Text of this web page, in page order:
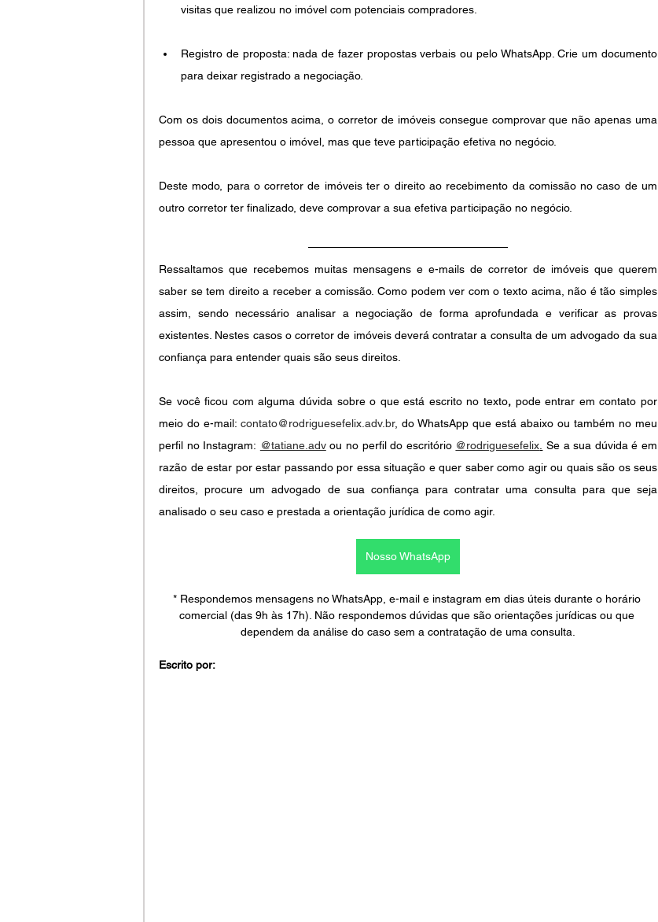
visitas que realizou no imóvel com potenciais compradores.
Registro de proposta: nada de fazer propostas verbais ou pelo WhatsApp. Crie um documento
para deixar registrado a negociação.
Com os dois documentos acima, o corretor de imóveis consegue comprovar que não apenas uma
pessoa que apresentou o imóvel, mas que teve participação efetiva no negócio.
Deste modo, para o corretor de imóveis ter o direito ao recebimento da comissão no caso de um
outro corretor ter finalizado, deve comprovar a sua efetiva participação no negócio.
Ressaltamos que recebemos muitas mensagens e e-mails de corretor de imóveis que querem
saber se tem direito a receber a comissão. Como podem ver com o texto acima, não é tão simples
assim, sendo necessário analisar a negociação de forma aprofundada e verificar as provas
existentes. Nestes casos o corretor de imóveis deverá contratar a consulta de um advogado da sua
confiança para entender quais são seus direitos.
Se você ficou com alguma dúvida sobre o que está escrito no texto, pode entrar em contato por
meio do e-mail: contato@rodriguesefelix.adv.br, do WhatsApp que está abaixo ou também no meu
perfil no Instagram: @tatiane.adv ou no perfil do escritório @rodriguesefelix Se a sua dúvida é em
razão de estar por estar passando por essa situação e quer saber como agir ou quais são os seus
direitos, procure um advogado de sua confiança para contratar uma consulta para que seja
analisado o seu caso e prestada a orientação jurídica de como agir.
Nosso WhatsApp
* Respondemos mensagens no WhatsApp, e-mail e instagram em dias úteis durante o horário
comercial (das 9h às 17h). Não respondemos dúvidas que são orientações jurídicas ou que
dependem da análise do caso sem a contratação de uma consulta.
Escrito por: